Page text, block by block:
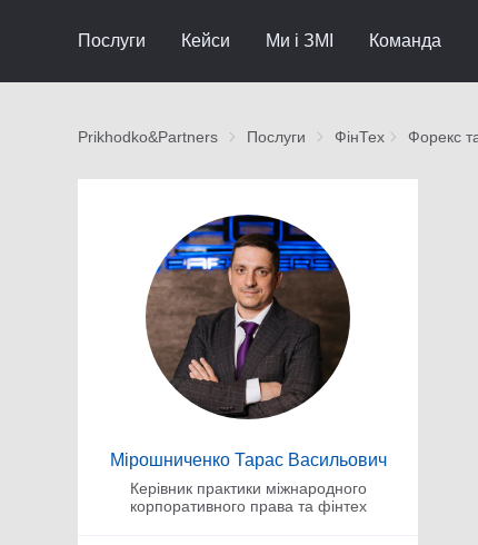
Послуги Кейси Ми і ЗМІ Команда
Prikhodko&Partners Послуги ФінТех Форекс
Мірошниченко Тарас Васильович
Керівник практики міжнародного
корпоративного права та фінтех